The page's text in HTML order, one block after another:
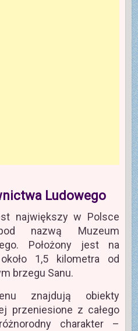
Ludowego
największy w Polsce
nazwą Muzeum
Położony jest na
1,5 kilometra od
brzegu Sanu.
znajdują obiekty
przeniesione z całego
charakter –